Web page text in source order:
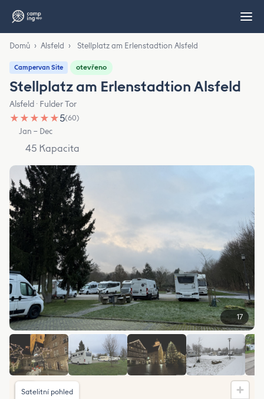
Domů › Alsfeld › Stellplatz am Erlenstadtion Alsfeld
Campervan Site otevřeno
Stellplatz am Erlenstadtion Alsfeld
Alsfeld · Fulder Tor
★ ★ ★ ★ ★5(60)
Jan – Dec
45 Kapacita
17
Satelitní pohled